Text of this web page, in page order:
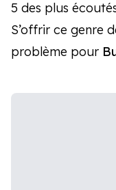
5 des plus
S’offrir ce genre
problème pour